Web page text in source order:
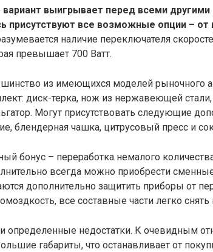
вариант выигрывает перед всеми
присутствуют все возможные опции –
наличие переключателя
превышает 700 Ватт.
из имеющихся моделей рыночного
диск-терка, нож из нержавеющей
Могут присутствовать следующие
блендерная чашка, цитрусовый пресс и
бонус – переработка немалого
всегда можно приобрести
дополнительно защитить приборы от
все составные части легко
и определенные недостатки. К очевидным
габариты, что останавливает от